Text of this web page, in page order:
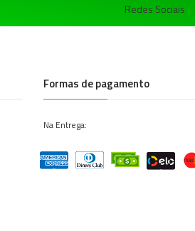
Redes Sociais
Formas de pagamento
Na Entrega: